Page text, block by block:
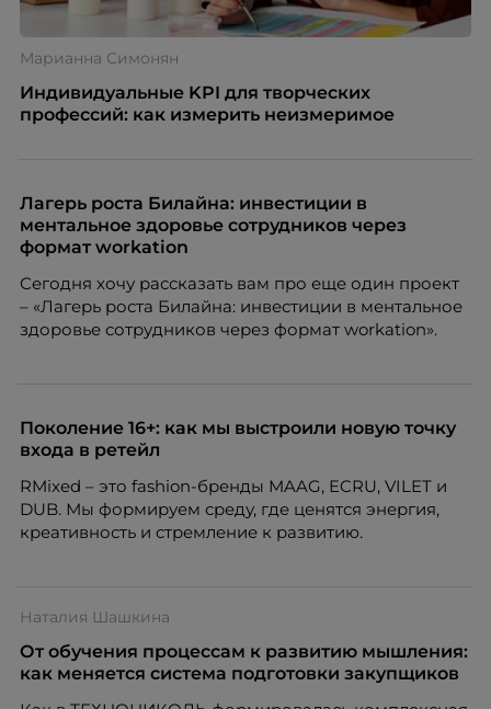
Марианна Симонян
Индивидуальные KPI для творческих
профессий: как измерить неизмеримое
Лагерь роста Билайна: инвестиции в
ментальное здоровье сотрудников через
формат workation
Сегодня хочу рассказать вам про еще один проект
– «Лагерь роста Билайна: инвестиции в ментальное
здоровье сотрудников через формат workation».
Поколение 16+: как мы выстроили новую точку
входа в ретейл
RMixed – это fashion-бренды MAAG, ECRU, VILET и
DUB. Мы формируем среду, где ценятся энергия,
креативность и стремление к развитию.
Наталия Шашкина
От обучения процессам к развитию мышления:
как меняется система подготовки закупщиков